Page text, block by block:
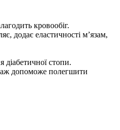
кровообіг.
додає еластичності м’язам,
стопи.
допоможе полегшити